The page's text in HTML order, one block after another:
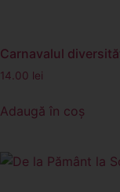
Carnavalul
14.00 lei
Adaugă în coș